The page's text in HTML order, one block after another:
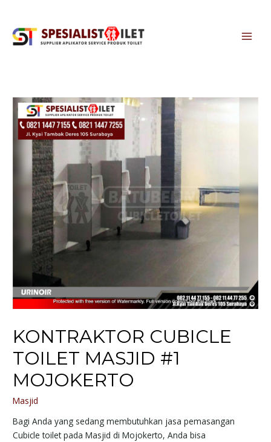
KONTRAKTOR CUBICLE
TOILET MASJID #1
MOJOKERTO
Masjid
Bagi Anda yang sedang membutuhkan jasa pemasangan
Cubicle toilet pada Masjid di Mojokerto, Anda bisa